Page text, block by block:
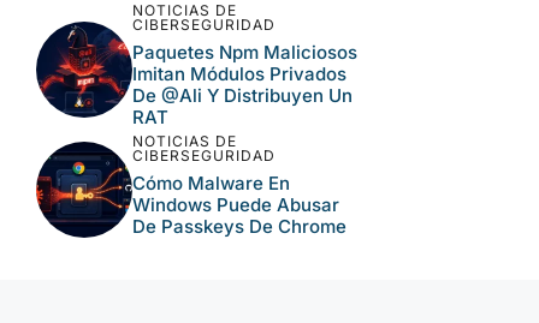
NOTICIAS DE
CIBERSEGURIDAD
Paquetes Npm Maliciosos
Imitan Módulos Privados
De @ali Y Distribuyen Un
RAT
NOTICIAS DE
CIBERSEGURIDAD
Cómo Malware En
Windows Puede Abusar
De Passkeys De Chrome